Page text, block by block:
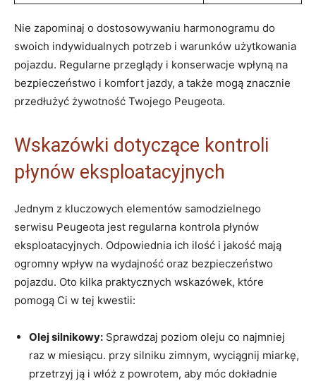
Nie zapominaj o dostosowywaniu harmonogramu do
swoich indywidualnych potrzeb i warunków użytkowania
pojazdu. Regularne przeglądy i konserwacje wpłyną na
bezpieczeństwo i komfort jazdy, a także mogą znacznie
przedłużyć żywotność Twojego Peugeota.
Wskazówki dotyczące kontroli
płynów eksploatacyjnych
Jednym z kluczowych elementów samodzielnego
serwisu Peugeota jest regularna kontrola płynów
eksploatacyjnych. Odpowiednia ich ilość i jakość mają
ogromny wpływ na wydajność oraz bezpieczeństwo
pojazdu. Oto kilka praktycznych wskazówek, które
pomogą Ci w tej kwestii:
Olej silnikowy: Sprawdzaj poziom oleju co najmniej
raz w miesiącu. przy silniku zimnym, wyciągnij miarkę,
przetrzyj ją i włóż z powrotem, aby móc dokładnie